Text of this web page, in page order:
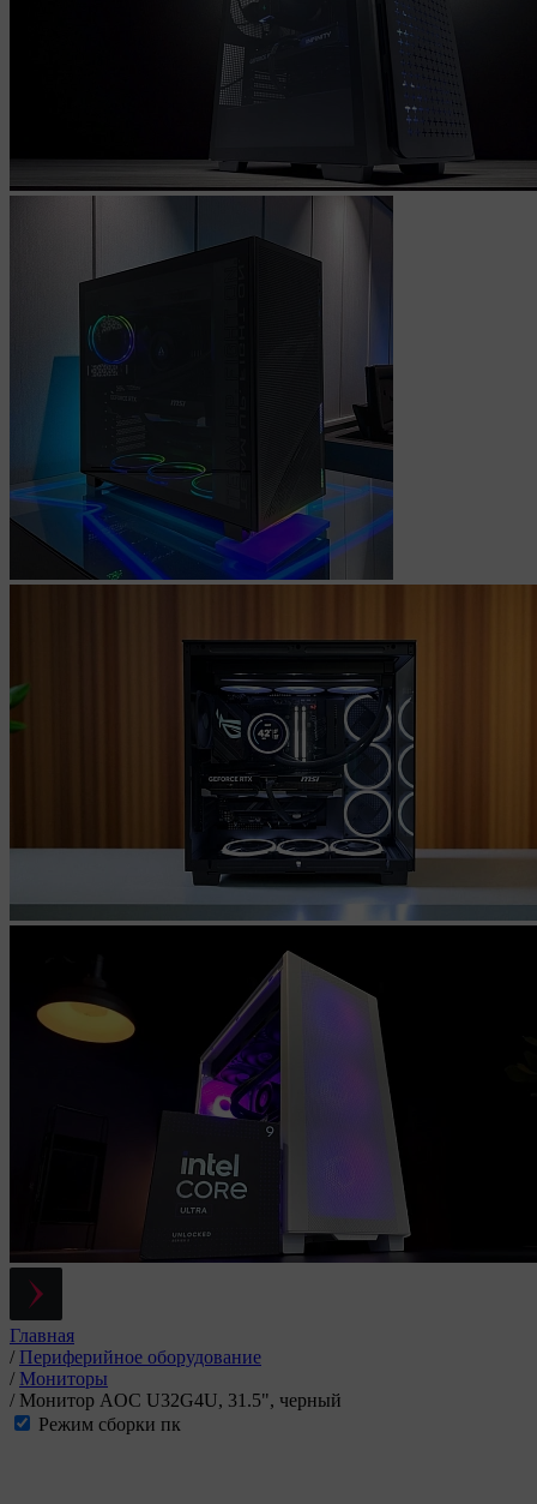
Главная
/ Периферийное оборудование
/ Мониторы
/ Монитор AOC U32G4U, 31.5", черный
Режим сборки пк